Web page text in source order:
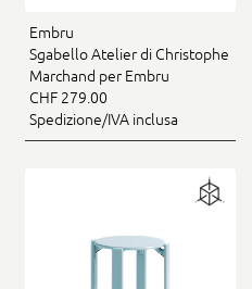
Embru
Sgabello Atelier di Christophe
Marchand per Embru
CHF 279.00
Spedizione/IVA inclusa